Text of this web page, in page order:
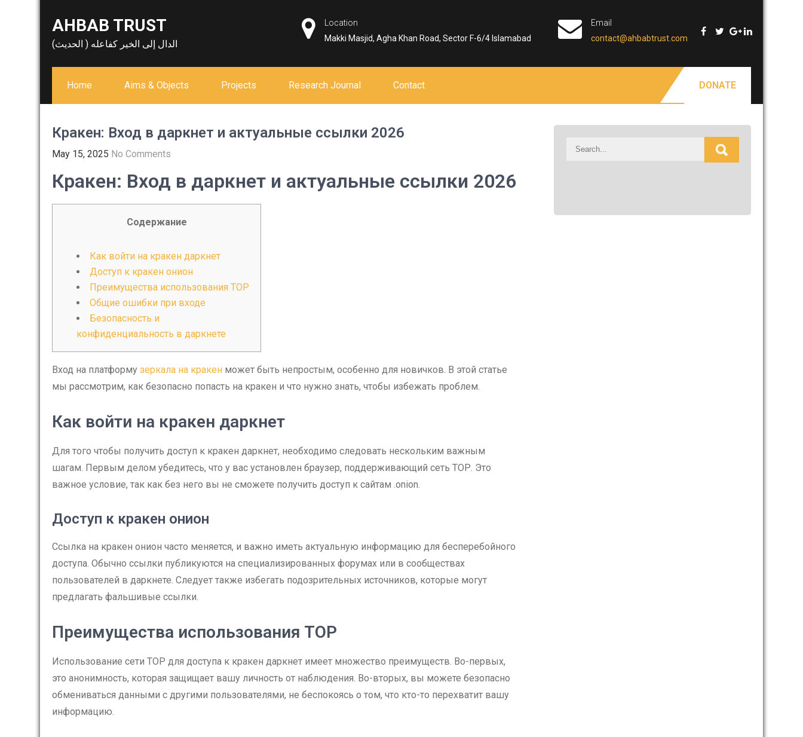
AHBAB TRUST
الدال إلى الخير كفاعله ( الحديث)
Location
Makki Masjid, Agha Khan Road, Sector F-6/4 Islamabad
Email
contact@ahbabtrust.com
Home Aims & Objects Projects Research Journal Contact DONATE
Кракен: Вход в даркнет и актуальные ссылки 2026
May 15, 2025 No Comments
Кракен: Вход в даркнет и актуальные ссылки 2026
Содержание
Как войти на кракен даркнет
Доступ к кракен онион
Преимущества использования ТОР
Общие ошибки при входе
Безопасность и
конфиденциальность в даркнете
Вход на платформу зеркала на кракен может быть непростым, особенно для новичков. В этой статье
мы рассмотрим, как безопасно попасть на кракен и что нужно знать, чтобы избежать проблем.
Как войти на кракен даркнет
Для того чтобы получить доступ к кракен даркнет, необходимо следовать нескольким важным
шагам. Первым делом убедитесь, что у вас установлен браузер, поддерживающий сеть ТОР. Это
важное условие, так как без него вы не сможете получить доступ к сайтам .onion.
Доступ к кракен онион
Ссылка на кракен онион часто меняется, и важно иметь актуальную информацию для бесперебойного
доступа. Обычно ссылки публикуются на специализированных форумах или в сообществах
пользователей в даркнете. Следует также избегать подозрительных источников, которые могут
предлагать фальшивые ссылки.
Преимущества использования ТОР
Использование сети ТОР для доступа к кракен даркнет имеет множество преимуществ. Во-первых,
это анонимность, которая защищает вашу личность от наблюдения. Во-вторых, вы можете безопасно
обмениваться данными с другими пользователями, не беспокоясь о том, что кто-то перехватит вашу
информацию.